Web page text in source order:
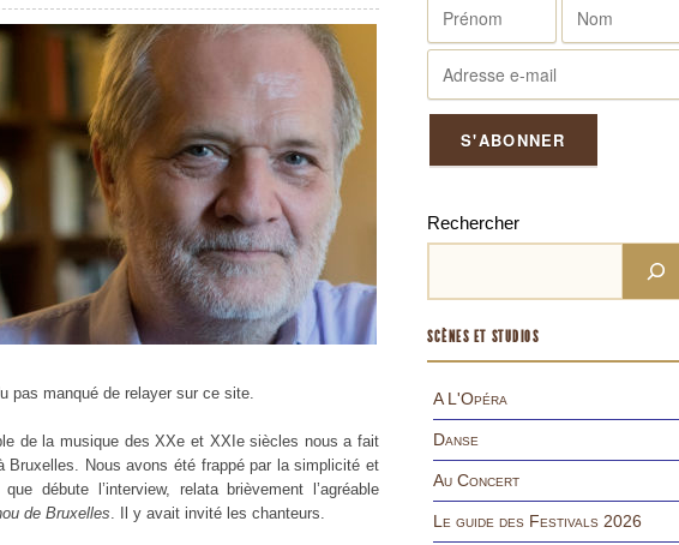
pas manqué de relayer sur ce site.
de la musique des XXe et XXI esiècles nous a fait
Bruxelles. Nous avons été frappé par la simplicité et
débute l’interview, relata brièvement l’agréable
de Bruxelles. Il y avait invité les chanteurs.
Rechercher
SCÈNES ET STUDIOS
A L'Opéra
Danse
Au Concert
Le guide des Festivals 2026